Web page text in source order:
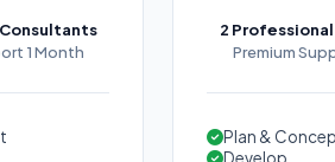
1 Month
2
Premium
Plan &
Develop